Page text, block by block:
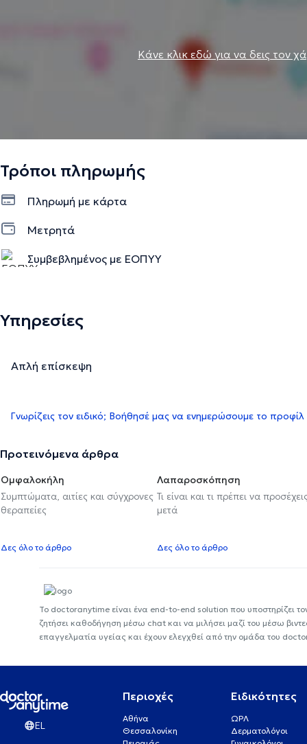
Κάνε κλικ εδώ για να δεις τον
Τρόποι πληρωμής
Πληρωμή με κάρτα
Μετρητά
Συμβεβλημένος με ΕΟΠΥΥ
Υπηρεσίες
Απλή επίσκεψη
Γνωρίζεις τον ειδικό; Βοήθησέ μας να ενημερώσουμε το προφίλ
Προτεινόμενα άρθρα
Ομφαλοκήλη
Συμπτώματα, αιτίες και σύγχρονες
θεραπείες
Δες όλο το άρθρο
Λαπαροσκόπηση
Τι είναι και τι πρέπει να
μετά
Δες όλο το άρθρο
Το doctoranytime είναι ένα end-to-end solution που υποστηρίζει
ζητήσει καθοδήγηση μέσω chat και να μιλήσει μαζί του μέσω
επαγγελματία υγείας και έχουν ελεγχθεί από την ομάδα του
EL
Περιοχές
Αθήνα
Θεσσαλονίκη
Ειδικότητες
ΩΡΛ
Δερματολόγοι